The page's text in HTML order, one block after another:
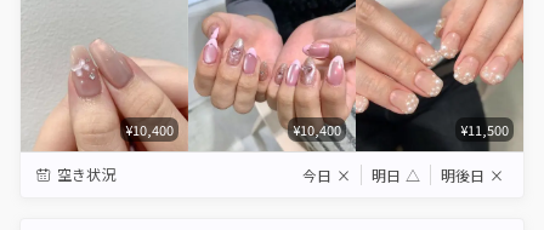
¥10,400 ¥10,400 ¥11,500
空き状況 今日 × 明日 △ 明後日 ×